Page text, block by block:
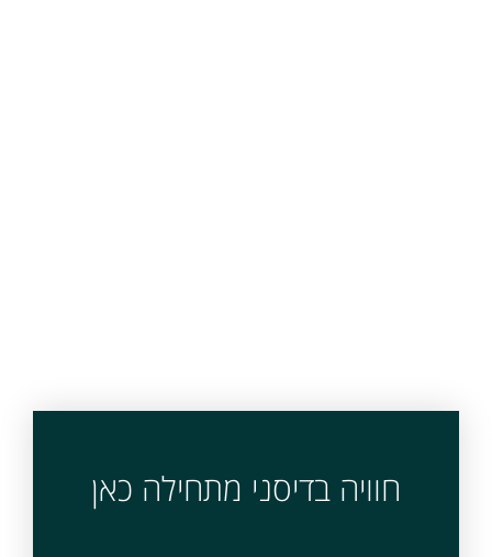
חוויה בדיסני מתחילה כאן